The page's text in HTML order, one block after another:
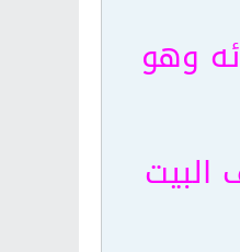
وهو
البيت